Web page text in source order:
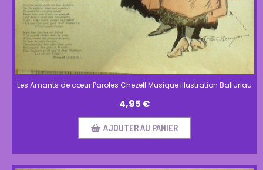
Les Amants de cœur Paroles Chezell Musique illustration Balluriau
4,95€
AJOUTER AU PANIER